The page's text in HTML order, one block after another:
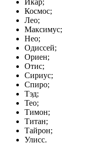
Икар;
Космос;
Лео;
Максимус;
Нео;
Одиссей;
Ориен;
Отис;
Сириус;
Спиро;
Тэд;
Тео;
Тимон;
Титан;
Тайрон;
Улисс.